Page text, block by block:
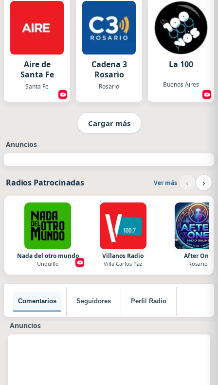
Aire de
Santa Fe
Santa Fe
Cadena 3
Rosario
Rosario
La 100
Buenos Aires
Cargar más
Anuncios
Radios Patrocinadas Ver más ‹ ›
Nada del otro mundo
Unquillo
Villanos Radio
Villa Carlos Paz
After One
Rosario
Comentarios Seguidores Perfil Radio
Anuncios